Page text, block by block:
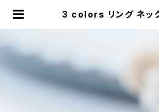
3 colors リング ネッ
サリー ネックレス ピア